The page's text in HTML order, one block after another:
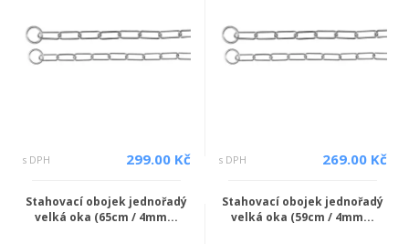
s DPH 299.00 Kč s DPH 269.00 Kč
Stahovací obojek jednořadý
velká oka (65cm / 4mm...
Stahovací obojek jednořadý
velká oka (59cm / 4mm...